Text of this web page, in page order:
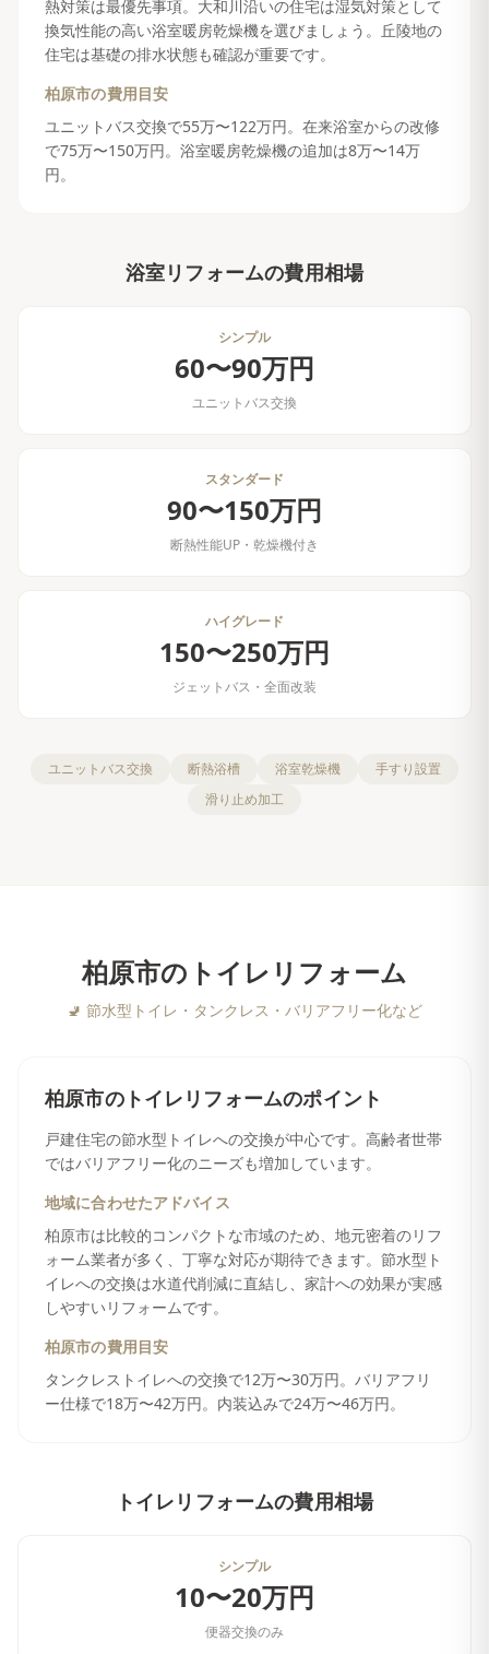
熱対策は最優先事項。大和川沿いの住宅は湿気対策として
換気性能の高い浴室暖房乾燥機を選びましょう。丘陵地の
住宅は基礎の排水状態も確認が重要です。
柏原市の費用目安
ユニットバス交換で55万〜122万円。在来浴室からの改修
で75万〜150万円。浴室暖房乾燥機の追加は8万〜14万
円。
浴室リフォームの費用相場
シンプル
60〜90万円
ユニットバス交換
スタンダード
90〜150万円
断熱性能UP・乾燥機付き
ハイグレード
150〜250万円
ジェットバス・全面改装
ユニットバス交換 断熱浴槽 浴室乾燥機
手すり設置
滑り止め加工
柏原市の トイレリフォーム
🚽 節水型トイレ・タンクレス・バリアフリー化など
柏原市のトイレリフォームのポイント
戸建住宅の節水型トイレへの交換が中心です。高齢者世帯
ではバリアフリー化のニーズも増加しています。
地域に合わせたアドバイス
柏原市は比較的コンパクトな市域のため、地元密着のリフ
ォーム業者が多く、丁寧な対応が期待できます。節水型ト
イレへの交換は水道代削減に直結し、家計への効果が実感
しやすいリフォームです。
柏原市の費用目安
タンクレストイレへの交換で12万〜30万円。バリアフリ
ー仕様で18万〜42万円。内装込みで24万〜46万円。
トイレリフォームの費用相場
シンプル
10〜20万円
便器交換のみ